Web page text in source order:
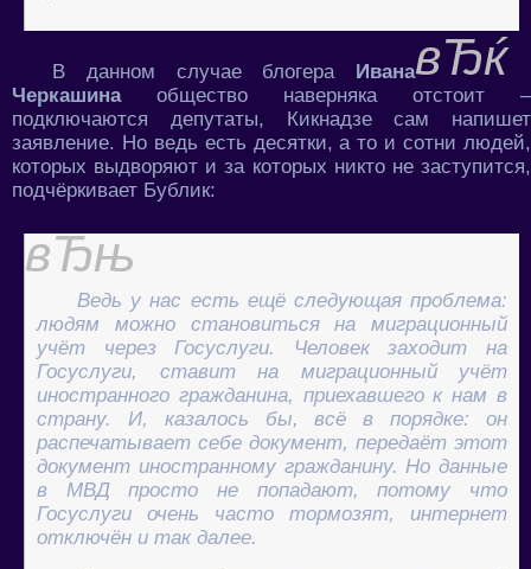
В данном случае блогера Ивана
Черкашинаобщество наверняка отстоит –
подключаются депутаты, Кикнадзе сам напишет
заявление. Но ведь есть десятки, а то и сотни людей,
которых выдворяют и за которых никто не заступится,
подчёркивает Бублик:
Ведь у нас есть ещё следующая проблема:
людям можно становиться на миграционный
учёт через Госуслуги. Человек заходит на
Госуслуги, ставит на миграционный учёт
иностранного гражданина, приехавшего к нам в
страну. И, казалось бы, всё в порядке: он
распечатывает себе документ, передаёт этот
документ иностранному гражданину. Но данные
в МВД просто не попадают, потому что
Госуслуги очень часто тормозят, интернет
отключён и так далее.